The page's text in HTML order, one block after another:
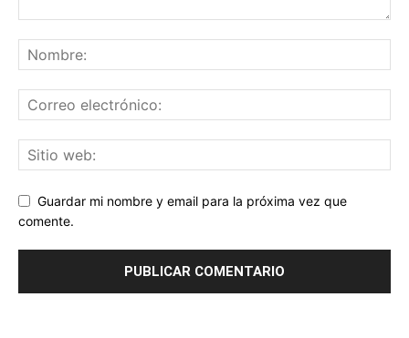
Guardar mi nombre y email para la próxima vez que
comente.